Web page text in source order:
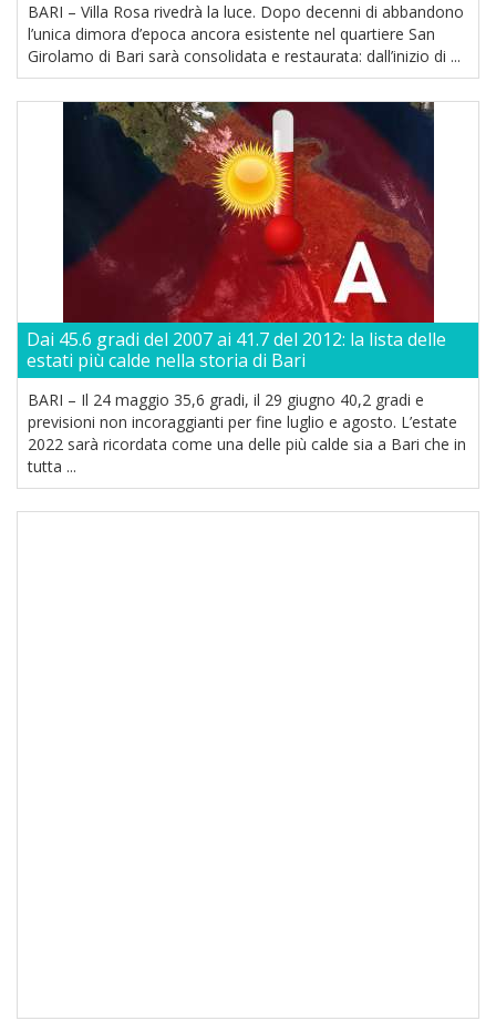
BARI – Villa Rosa rivedrà la luce. Dopo decenni di abbandono
l’unica dimora d’epoca ancora esistente nel quartiere San
Girolamo di Bari sarà consolidata e restaurata: dall’inizio di ...
Dai 45.6 gradi del 2007 ai 41.7 del 2012: la lista delle
estati più calde nella storia di Bari
BARI – Il 24 maggio 35,6 gradi, il 29 giugno 40,2 gradi e
previsioni non incoraggianti per fine luglio e agosto. L’estate
2022 sarà ricordata come una delle più calde sia a Bari che in
tutta ...